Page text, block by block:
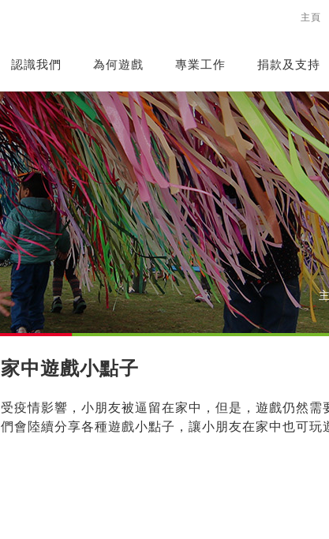
主頁
認識我們 為何遊戲 專業工作 捐款及支持
家中遊戲小點子
受疫情影響，小朋友被逼留在家中，但是，遊戲仍然需
們會陸續分享各種遊戲小點子，讓小朋友在家中也可玩